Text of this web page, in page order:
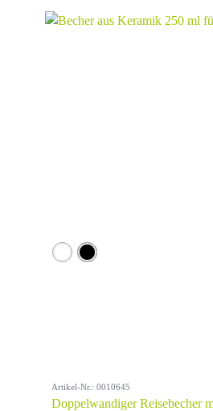
Artikel-Nr.: 0010645
Doppelwandiger Reisebecher